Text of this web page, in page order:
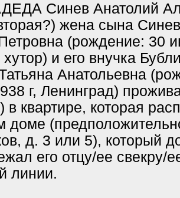
Синев Анатолий
жена сына
(рождение: 30
и его внучка
Анатольевна
г, Ленинград)
в квартире, которая
доме
д. 3 или 5), который
его отцу/ее свекру/
линии.